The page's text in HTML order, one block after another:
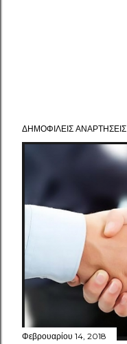
ΔΗΜΟΦΙΛΕΊΣ ΑΝΑΡΤΉΣΕΙΣ
Φεβρουαρίου 14, 2018